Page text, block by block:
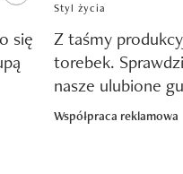
się
Styl życia
Z taśmy
torebek.
nasze ulubione
Współpraca reklamowa